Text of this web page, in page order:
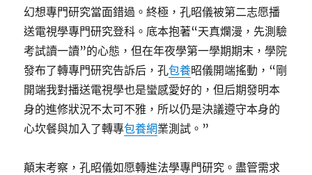
幻想專門研究當面錯過。終極，孔昭儀被第二志愿播
送電視學專門研究登科。底本抱著“天真爛漫，先測驗
考試讀一讀”的心態，但在年夜學第一學期期末，學院
發布了轉專門研究告訴后，孔包養昭儀開端搖動，“剛
開端我對播送電視學也是蠻感愛好的，但后期發明本
身的進修狀況不太可不雅，所以仍是決議遵守本身的
心坎餐與加入了轉專包養網業測試。”
顛末考察，孔昭儀如愿轉進法學專門研究。盡管需求